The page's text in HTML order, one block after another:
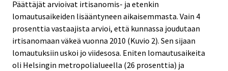
Päättäjät arvioivat irtisanomis- ja etenkin
lomautusaikeiden lisääntyneen aikaisemmasta. Vain 4
prosenttia vastaajista arvioi, että kunnassa joudutaan
irtisanomaan väkeä vuonna 2010 (Kuvio 2). Sen sijaan
lomautuksiin uskoi jo viidesosa. Eniten lomautusaikeita
oli Helsingin metropolialueella (26 prosenttia) ja